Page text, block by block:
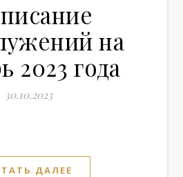
на
2023 года
30.10.2023
ДАЛЕЕ